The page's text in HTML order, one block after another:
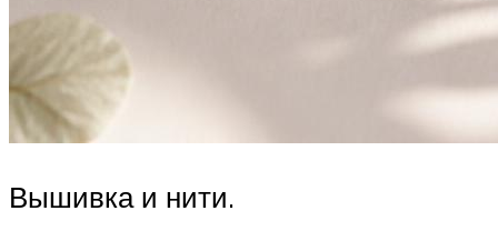
Вышивка и нити.